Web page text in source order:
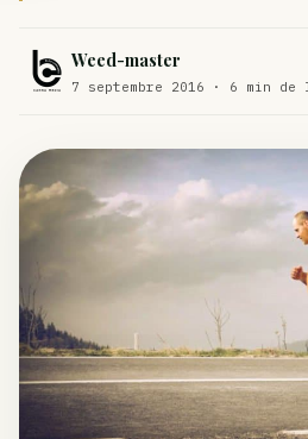
La recette du Space Cake
Comment éviter un joint de partir
Étude : L’extrait de cannabis, un
Un fabricant polonais de textiles à
Weed-master
7 septembre 2016 · 6 min